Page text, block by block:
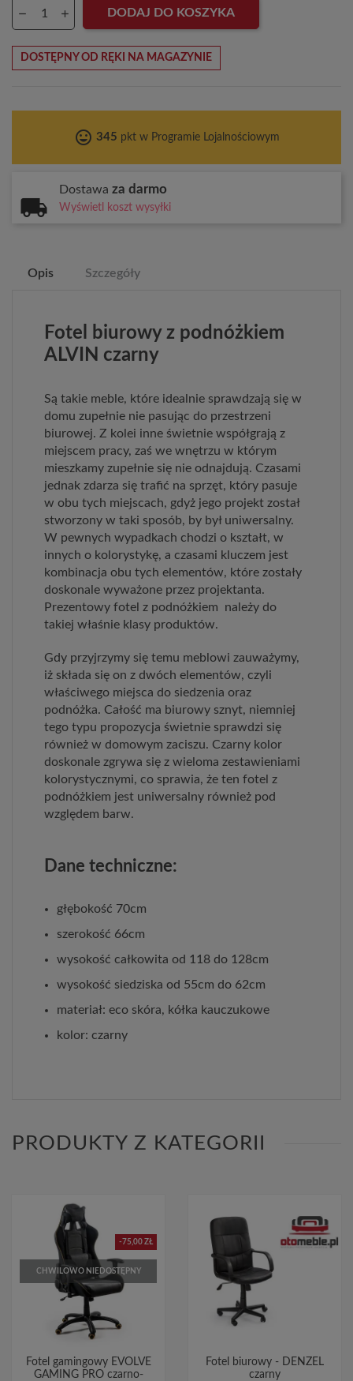
DODAJ DO KOSZYKA
DOSTĘPNY OD RĘKI NA MAGAZYNIE
tag_faces 345 pkt w Programie Lojalnościowym
Dostawa za darmo
Wyświetl koszt wysyłki
Opis Szczegóły
Fotel biurowy z podnóżkiem
ALVIN czarny
Są takie meble, które idealnie sprawdzają się w
domu zupełnie nie pasując do przestrzeni
biurowej. Z kolei inne świetnie współgrają z
miejscem pracy, zaś we wnętrzu w którym
mieszkamy zupełnie się nie odnajdują. Czasami
jednak zdarza się trafić na sprzęt, który pasuje
w obu tych miejscach, gdyż jego projekt został
stworzony w taki sposób, by był uniwersalny.
W pewnych wypadkach chodzi o kształt, w
innych o kolorystykę, a czasami kluczem jest
kombinacja obu tych elementów, które zostały
doskonale wyważone przez projektanta.
Prezentowy fotel z podnóżkiem należy do
takiej właśnie klasy produktów.
Gdy przyjrzymy się temu meblowi zauważymy,
iż składa się on z dwóch elementów, czyli
właściwego miejsca do siedzenia oraz
podnóżka. Całość ma biurowy sznyt, niemniej
tego typu propozycja świetnie sprawdzi się
również w domowym zaciszu. Czarny kolor
doskonale zgrywa się z wieloma zestawieniami
kolorystycznymi, co sprawia, że ten fotel z
podnóżkiem jest uniwersalny również pod
względem barw.
Dane techniczne:
głębokość 70cm
szerokość 66cm
wysokość całkowita od 118 do 128cm
wysokość siedziska od 55cm do 62cm
materiał: eco skóra, kółka kauczukowe
kolor: czarny
PRODUKTY Z KATEGORII
-75,00 ZŁ
CHWILOWO NIEDOSTĘPNY
Fotel gamingowy EVOLVE
GAMING PRO czarno-
Fotel biurowy - DENZEL
czarny